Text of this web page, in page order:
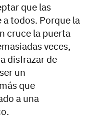
que las
todos. Porque la
cruce la puerta
veces,
disfrazar de
un
que
a una